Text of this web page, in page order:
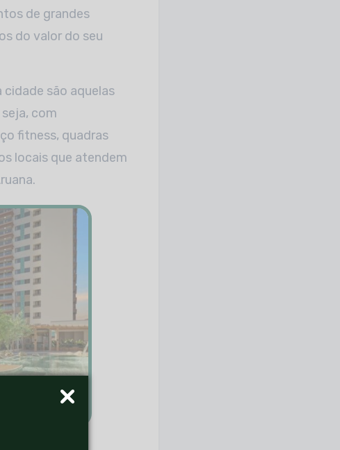
de grandes
do valor do seu
são aquelas
com
fitness, quadras
locais que atendem